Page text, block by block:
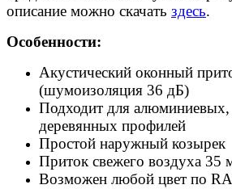
описание можно скачать здесь.
Особенности:
Акустический оконный
(шумоизоляция 36 дБ)
Подходит для алюминиевых,
деревянных профилей
Простой наружный козырек
Приток свежего воздуха 35
Возможен любой цвет по